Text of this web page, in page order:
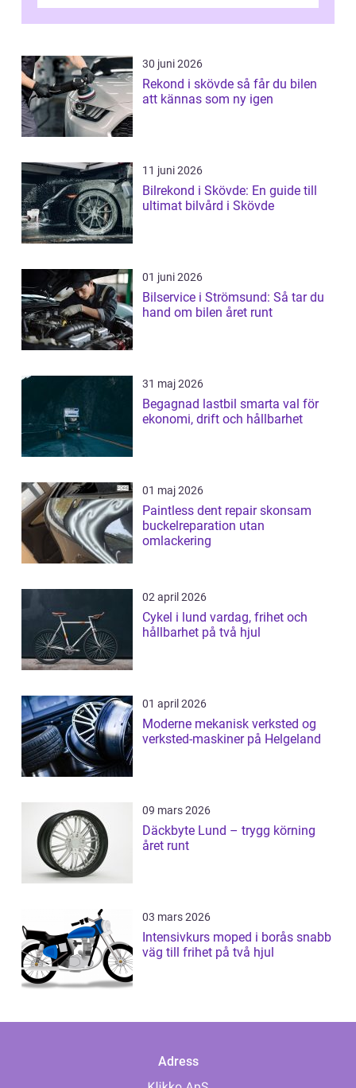
30 juni 2026
Rekond i skövde så får du bilen
att kännas som ny igen
11 juni 2026
Bilrekond i Skövde: En guide till
ultimat bilvård i Skövde
01 juni 2026
Bilservice i Strömsund: Så tar du
hand om bilen året runt
31 maj 2026
Begagnad lastbil smarta val för
ekonomi, drift och hållbarhet
01 maj 2026
Paintless dent repair skonsam
buckelreparation utan
omlackering
02 april 2026
Cykel i lund vardag, frihet och
hållbarhet på två hjul
01 april 2026
Moderne mekanisk verksted og
verksted-maskiner på Helgeland
09 mars 2026
Däckbyte Lund – trygg körning
året runt
03 mars 2026
Intensivkurs moped i borås snabb
väg till frihet på två hjul
Adress